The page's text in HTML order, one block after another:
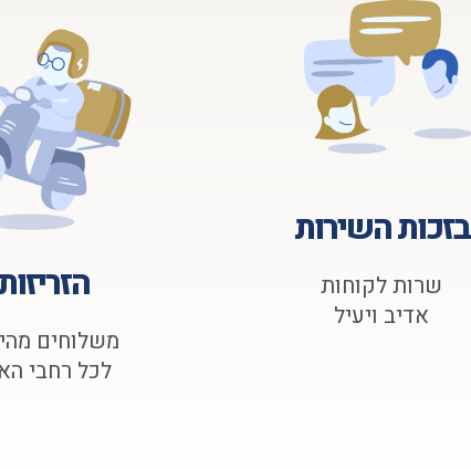
בזכות השירות
שרות לקוחות
אדיב ויעיל
משלוחים
לכל רחבי